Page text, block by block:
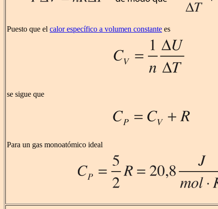
Puesto que el calor específico a volumen constante es
se sigue que
Para un gas monoatómico ideal